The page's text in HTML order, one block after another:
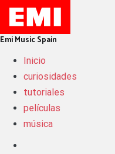
Skip
content
Emi Music Spain
Inicio
curiosidades
tutoriales
películas
música